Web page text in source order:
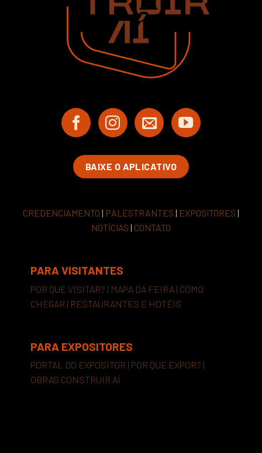
BAIXE O APLICATIVO
CREDENCIAMENTO | PALESTRANTES | EXPOSITORES |
NOTÍCIAS | CONTATO
PARA VISITANTES
POR QUE VISITAR? | MAPA DA FEIRA | COMO
CHEGAR | RESTAURANTES E HOTÉIS
PARA EXPOSITORES
PORTAL DO EXPOSITOR | POR QUE EXPOR? |
OBRAS CONSTRUIR AÍ